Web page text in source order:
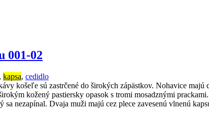
001-02
, kapsa, cedidlo
košeľe sú zastrčené do širokých zápästkov. Nohavice majú
kožený pastiersky opasok s tromi mosadznými
nezapínal. Dvaja muži majú cez plece zavesenú vlnenú